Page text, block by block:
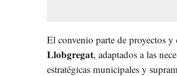
El convenio parte de proyectos
Llobgregat, adaptados a las
estratégicas municipales y